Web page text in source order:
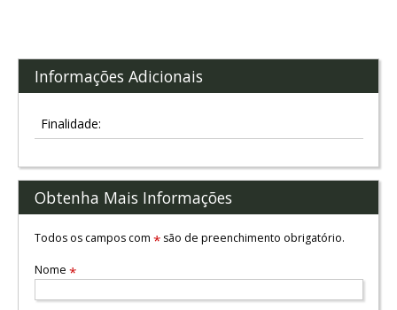
Informações Adicionais
Finalidade:
Obtenha Mais Informações
Todos os campos com *são de preenchimento obrigatório.
Nome *